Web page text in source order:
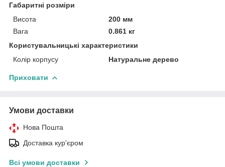
Габаритні розміри
Висота
200 мм
Вага
0.861 кг
Користувальницькі характеристики
Колір корпусу
Натуральне дерево
Приховати
Умови доставки
Нова Пошта
Доставка кур'єром
Всі умови доставки